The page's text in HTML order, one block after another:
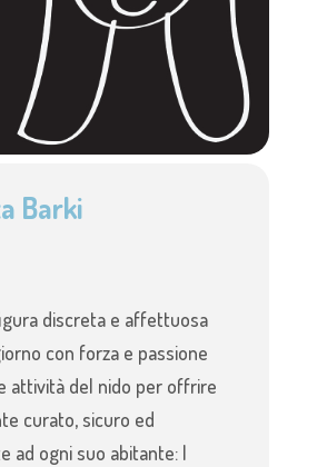
Barki
discreta e affettuosa
con forza e passione
attività del nido per offrire
curato, sicuro ed
ad ogni suo abitante: I